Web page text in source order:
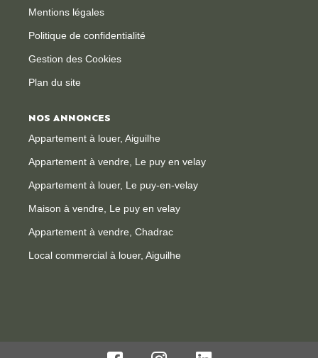
Mentions légales
Politique de confidentialité
Gestion des Cookies
Plan du site
NOS ANNONCES
Appartement à louer, Aiguilhe
Appartement à vendre, Le puy en velay
Appartement à louer, Le puy-en-velay
Maison à vendre, Le puy en velay
Appartement à vendre, Chadrac
Local commercial à louer, Aiguilhe